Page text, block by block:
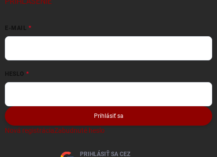
E-MAIL
HESLO
Prihlásiť sa
Nová registráciaZabudnuté heslo
PRIHLÁSIŤ SA CEZ